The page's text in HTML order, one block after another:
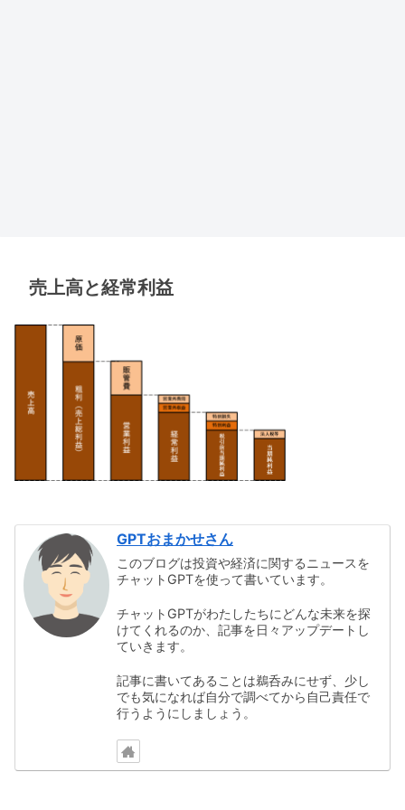
売上高と経常利益
GPTおまかせさん
このブログは投資や経済に関するニュースを
チャットGPTを使って書いています。
チャットGPTがわたしたちにどんな未来を探
けてくれるのか、記事を日々アップデートし
ていきます。
記事に書いてあることは鵜呑みにせず、少し
でも気になれば自分で調べてから自己責任で
行うようにしましょう。